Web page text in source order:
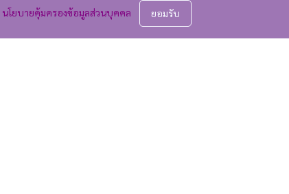
นโยบายคุ้มครองข้อมูลส่วนบุคคล ยอมรับ